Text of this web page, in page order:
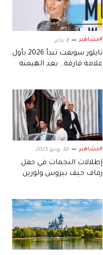
#مشاهير 8 يناير
تايلور سويفت تبدأ 2026 بأول
علامة فارقة.. بعد الهيمنة
#مشاهير 30 يونيو 2025
إطلالات النجمات في حفل
زفاف جيف بيزوس ولورين